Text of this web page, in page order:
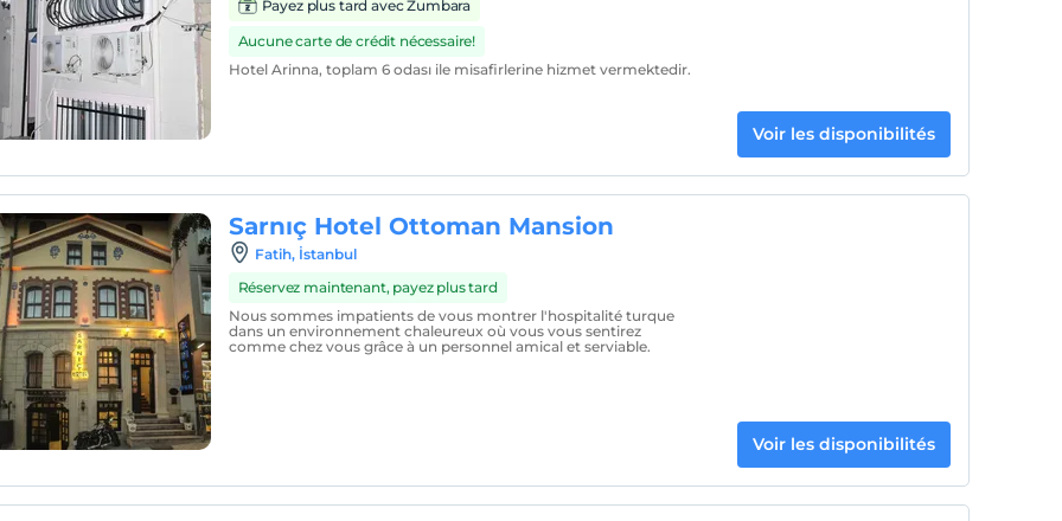
Payez plus tard avec Zumbara
Aucune carte de crédit nécessaire!
Hotel Arinna, toplam 6 odası ile misafirlerine hizmet vermektedir.
Voir les disponibilités
Sarnıç Hotel Ottoman Mansion
Fatih, İstanbul
Réservez maintenant, payez plus tard
Nous sommes impatients de vous montrer l'hospitalité turque
dans un environnement chaleureux où vous vous sentirez
comme chez vous grâce à un personnel amical et serviable.
Voir les disponibilités